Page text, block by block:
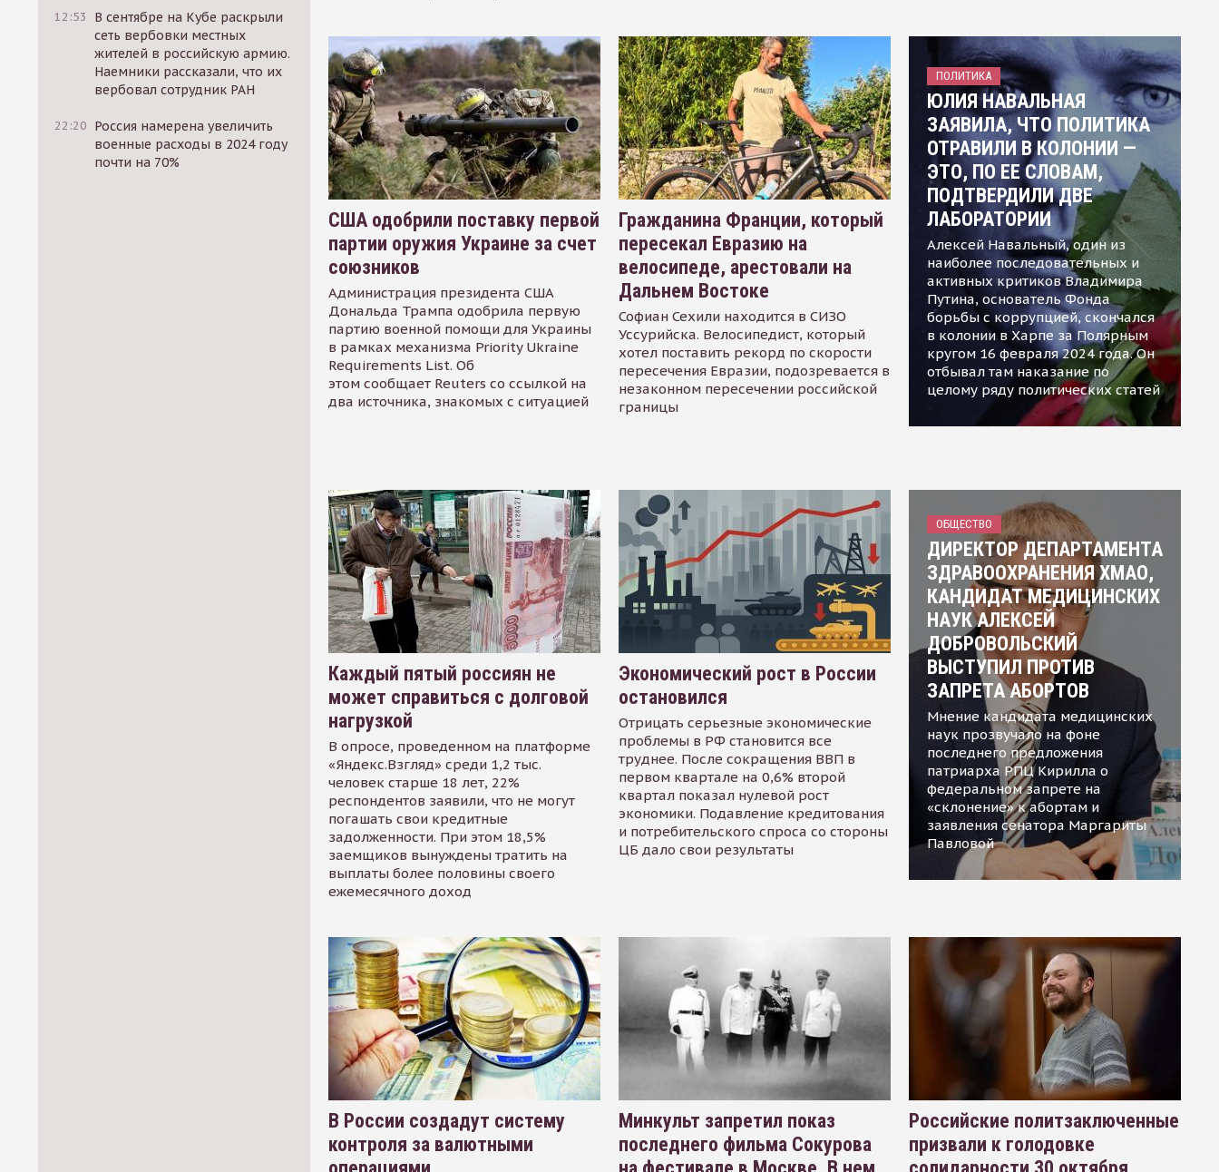
12:53
В сентябре на Кубе раскрыли
сеть вербовки местных
жителей в российскую армию.
Наемники рассказали, что их
вербовал сотрудник РАН
22:20 Россия намерена увеличить
военные расходы в 2024 году
почти на 70%
США одобрили поставку первой
партии оружия Украине за счет
союзников
Администрация президента США
Дональда Трампа одобрила первую
партию военной помощи для Украины
в рамках механизма Priority Ukraine
Requirements List. Об
этом сообщает Reuters со ссылкой на
два источника, знакомых с ситуацией
Гражданина Франции, который
пересекал Евразию на
велосипеде, арестовали на
Дальнем Востоке
Софиан Сехили находится в СИЗО
Уссурийска. Велосипедист, который
хотел поставить рекорд по скорости
пересечения Евразии, подозревается в
незаконном пересечении российской
границы
ПОЛИТИКА
ЮЛИЯ НАВАЛЬНАЯ
ЗАЯВИЛА, ЧТО ПОЛИТИКА
ОТРАВИЛИ В КОЛОНИИ —
ЭТО, ПО ЕЕ СЛОВАМ,
ПОДТВЕРДИЛИ ДВЕ
ЛАБОРАТОРИИ
Алексей Навальный, один из
наиболее последовательных и
активных критиков Владимира
Путина, основатель Фонда
борьбы с коррупцией, скончался
в колонии в Харпе за Полярным
кругом 16 февраля 2024 года. Он
отбывал там наказание по
целому ряду политических статей
Каждый пятый россиян не
может справиться с долговой
нагрузкой
В опросе, проведенном на платформе
«Яндекс.Взгляд» среди 1,2 тыс.
человек старше 18 лет, 22%
респондентов заявили, что не могут
погашать свои кредитные
задолженности. При этом 18,5%
заемщиков вынуждены тратить на
выплаты более половины своего
ежемесячного доход
Экономический рост в России
остановился
Отрицать серьезные экономические
проблемы в РФ становится все
труднее. После сокращения ВВП в
первом квартале на 0,6% второй
квартал показал нулевой рост
экономики. Подавление кредитования
и потребительского спроса со стороны
ЦБ дало свои результаты
ОБЩЕСТВО
ДИРЕКТОР ДЕПАРТАМЕНТА
ЗДРАВООХРАНЕНИЯ ХМАО,
КАНДИДАТ МЕДИЦИНСКИХ
НАУК АЛЕКСЕЙ
ДОБРОВОЛЬСКИЙ
ВЫСТУПИЛ ПРОТИВ
ЗАПРЕТА АБОРТОВ
Мнение кандидата медицинских
наук прозвучало на фоне
последнего предложения
патриарха РПЦ Кирилла о
федеральном запрете на
«склонение» к абортам и
заявления сенатора Маргариты
Павловой
В России создадут систему
контроля за валютными
Минкульт запретил показ
последнего фильма Сокурова
Российские политзаключенные
призвали к голодовке